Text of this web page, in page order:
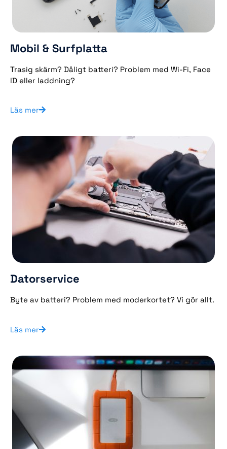
Mobil & Surfplatta
Trasig skärm? Dåligt batteri? Problem med Wi-Fi, Face
ID eller laddning?
Läs mer
Datorservice
Byte av batteri? Problem med moderkortet? Vi gör allt.
Läs mer